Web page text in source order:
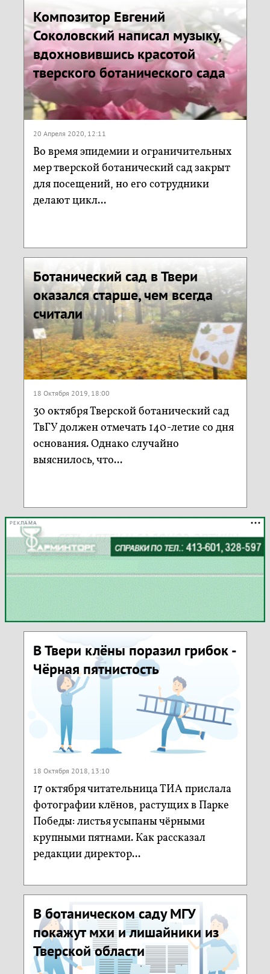
Композитор Евгений
Соколовский написал музыку,
вдохновившись красотой
тверского ботанического сада
20 Апреля 2020, 12:11
Во время эпидемии и ограничительных
мер тверской ботанический сад закрыт
для посещений, но его сотрудники
делают цикл...
Ботанический сад в Твери
оказался старше, чем всегда
считали
18 Октября 2019, 18:00
30 октября Тверской ботанический сад
ТвГУ должен отмечать 140-летие со дня
основания. Однако случайно
выяснилось, что...
РЕКЛАМА
В Твери клёны поразил грибок -
Чёрная пятнистость
18 Октября 2018, 13:10
17 октября читательница ТИА прислала
фотографии клёнов, растущих в Парке
Победы: листья усыпаны чёрными
крупными пятнами. Как рассказал
редакции директор...
В ботаническом саду МГУ
покажут мхи и лишайники из
Тверской области